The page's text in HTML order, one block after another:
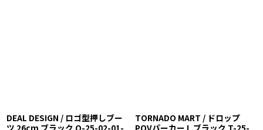
DEAL DESIGN / ロゴ型押しブー
ツ 26cm ブラック O-25-02-01-
TORNADO MART / ドロップ
POVパーカー L ブラック T-25-